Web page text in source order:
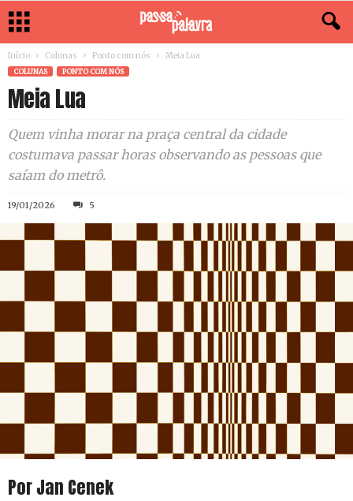
Início Colunas Ponto com nós Meia Lua
COLUNAS PONTO COM NÓS
Meia Lua
Quem vinha morar na praça central da cidade
costumava passar horas observando as pessoas que
saíam do metrô.
19/01/2026 5
Por Jan Cenek